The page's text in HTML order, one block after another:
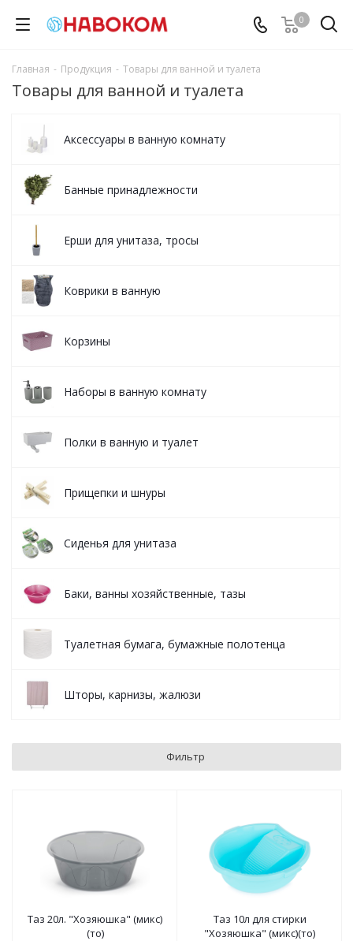
0
Главная - Продукция - Товары для ванной и туалета
Товары для ванной и туалета
Аксессуары в ванную комнату
Банные принадлежности
Ерши для унитаза, тросы
Коврики в ванную
Корзины
Наборы в ванную комнату
Полки в ванную и туалет
Прищепки и шнуры
Сиденья для унитаза
Баки, ванны хозяйственные, тазы
Туалетная бумага, бумажные полотенца
Шторы, карнизы, жалюзи
Фильтр
Таз 20л. "Хозяюшка" (микс)
(то)
Таз 10л для стирки
"Хозяюшка" (микс)(то)